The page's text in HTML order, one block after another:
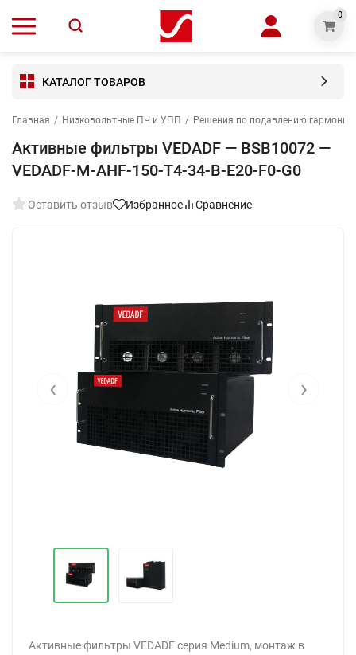
0
КАТАЛОГ ТОВАРОВ
Главная / Низковольтные ПЧ и УПП / Решения по подавлению
Активные фильтры VEDADF — BSB10072 —
VEDADF-M-AHF-150-T4-34-B-E20-F0-G0
Оставить отзыв Избранное Сравнение
‹ ›
Активные фильтры VEDADF серия Medium, монтаж в